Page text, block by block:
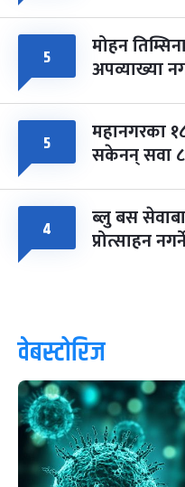
५ मोहन
अपव्याख्या
५ महानगरका
सकेनन् सवा ८
४ ब्लु बस
प्रोत्साहन
वेबस्टोरिज